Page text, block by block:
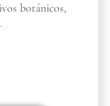
botánicos,